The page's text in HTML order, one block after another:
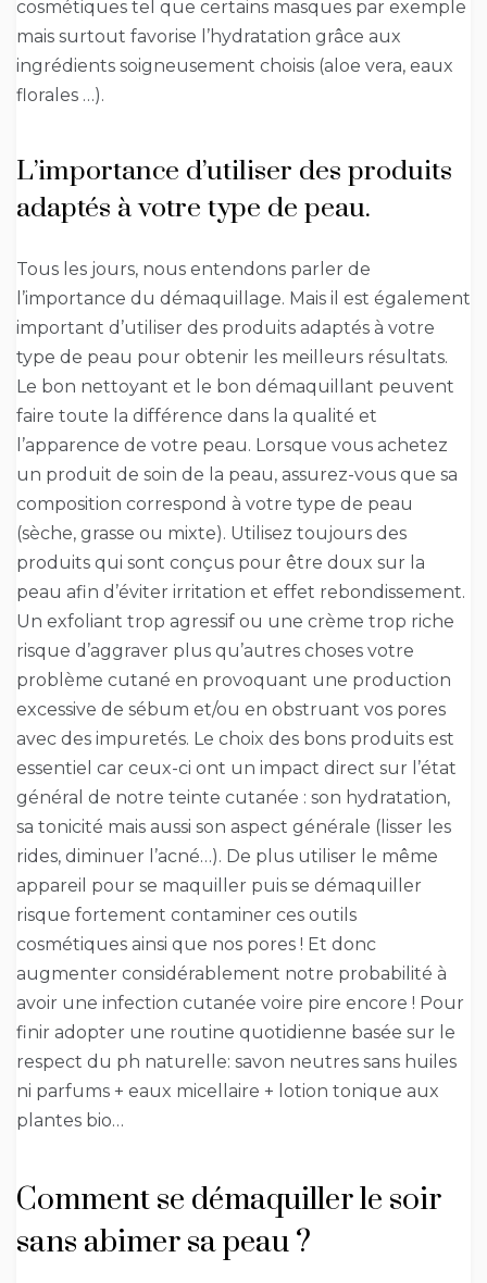
cosmétiques tel que certains masques par exemple
mais surtout favorise l’hydratation grâce aux
ingrédients soigneusement choisis (aloe vera, eaux
florales …).
L’importance d’utiliser des produits
adaptés à votre type de peau.
Tous les jours, nous entendons parler de
l’importance du démaquillage. Mais il est également
important d’utiliser des produits adaptés à votre
type de peau pour obtenir les meilleurs résultats.
Le bon nettoyant et le bon démaquillant peuvent
faire toute la différence dans la qualité et
l’apparence de votre peau. Lorsque vous achetez
un produit de soin de la peau, assurez-vous que sa
composition correspond à votre type de peau
(sèche, grasse ou mixte). Utilisez toujours des
produits qui sont conçus pour être doux sur la
peau afin d’éviter irritation et effet rebondissement.
Un exfoliant trop agressif ou une crème trop riche
risque d’aggraver plus qu’autres choses votre
problème cutané en provoquant une production
excessive de sébum et/ou en obstruant vos pores
avec des impuretés. Le choix des bons produits est
essentiel car ceux-ci ont un impact direct sur l’état
général de notre teinte cutanée : son hydratation,
sa tonicité mais aussi son aspect générale (lisser les
rides, diminuer l’acné…). De plus utiliser le même
appareil pour se maquiller puis se démaquiller
risque fortement contaminer ces outils
cosmétiques ainsi que nos pores ! Et donc
augmenter considérablement notre probabilité à
avoir une infection cutanée voire pire encore ! Pour
finir adopter une routine quotidienne basée sur le
respect du ph naturelle: savon neutres sans huiles
ni parfums + eaux micellaire + lotion tonique aux
plantes bio…
Comment se démaquiller le soir
sans abimer sa peau ?